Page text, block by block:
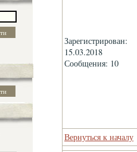
Зарегистрирован:
15.03.2018
Сообщения: 10
Вернуться к началу